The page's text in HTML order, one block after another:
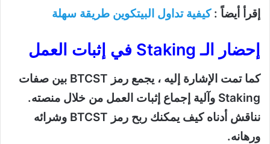
إقرأ أيضاً :كيفية تداول البيتكوين طريقة سهلة
إحضار الـ Staking في إثبات العمل
كما تمت الإشارة إليه ، يجمع رمز BTCST بين صفات
Staking وآلية إجماع إثبات العمل من خلال منصته.
نناقش أدناه كيف يمكنك ربح رمز BTCST وشرائه
ورهانه.